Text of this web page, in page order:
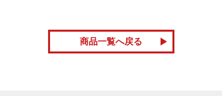
商品一覧へ戻る